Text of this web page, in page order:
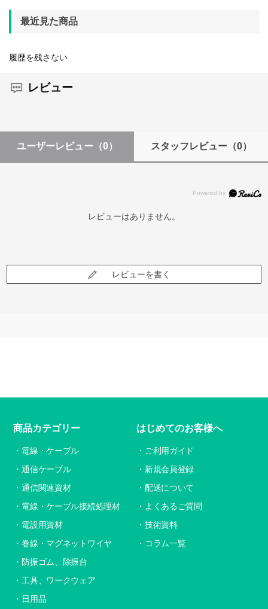
最近見た商品
履歴を残さない
レビュー
ユーザーレビュー （0） スタッフレビュー（0）
レビューはありません。
レビューを書く
商品カテゴリー
電線・ケーブル
通信ケーブル
通信関連資材
電線・ケーブル接続処理材
電設用資材
巻線・マグネットワイヤ
防振ゴム、除振台
工具、ワークウェア
日用品
はじめてのお客様へ
ご利用ガイド
新規会員登録
配送について
よくあるご質問
技術資料
コラム一覧